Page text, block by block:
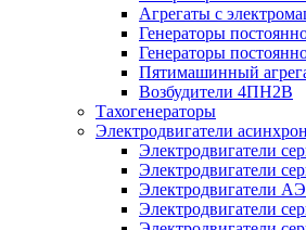
Агрегаты с
Генераторы
Генераторы
Пятимашинный
Возбудители 4ПН2В
Тахогенераторы
Электродвигатели
Электродвигатели
Электродвигатели
Электродвигатели
Электродвигатели